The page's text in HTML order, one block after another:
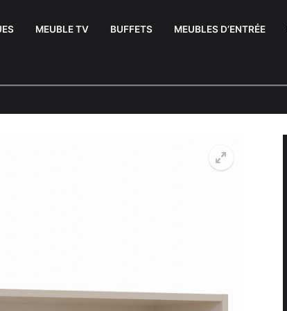
MEUBLE TV BUFFETS MEUBLES D’ENTRÉE